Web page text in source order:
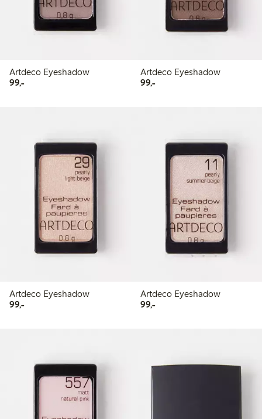
Artdeco Eyeshadow
99,-99,00 kr
Artdeco Eyeshadow
99,-99,00 kr
Artdeco Eyeshadow
99,-99,00 kr
Artdeco Eyeshadow
99,-99,00 kr